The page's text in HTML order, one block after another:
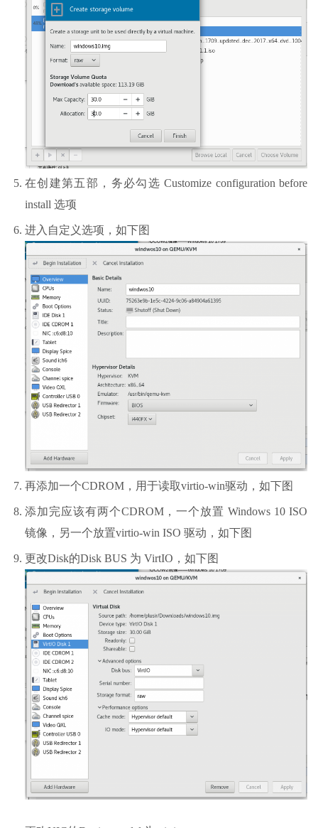
在创建第五部，务必勾选 Customize configuration before
install 选项
进入自定义选项，如下图
再添加一个CDROM，用于读取virtio-win驱动，如下图
添加完应该有两个CDROM，一个放置 Windows 10 ISO
镜像，另一个放置virtio-win ISO 驱动，如下图
更改Disk的Disk BUS 为 VirtIO，如下图